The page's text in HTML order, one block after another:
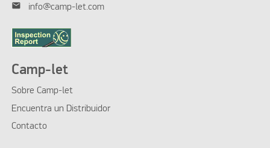
mail info@camp-let.com
Camp-let
Sobre Camp-let
Encuentra un Distribuidor
Contacto